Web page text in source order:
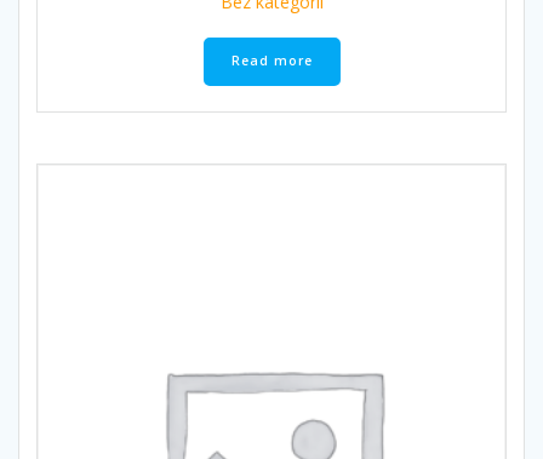
Read more